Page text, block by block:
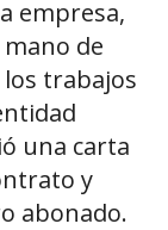
empresa,
de
trabajos
una carta
y
abonado.